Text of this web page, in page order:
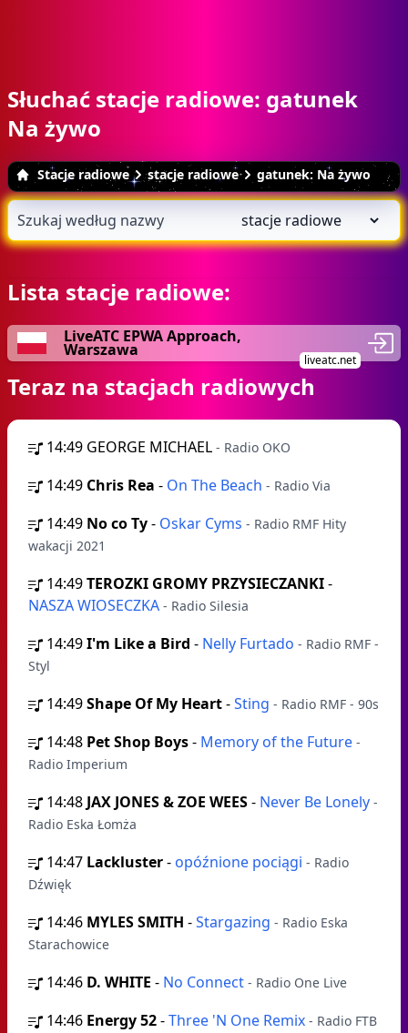
Słuchać stacje radiowe: gatunek
Na żywo
Stacje radiowe stacje radiowe gatunek: Na żywo
Lista stacje radiowe:
LiveATC EPWA Approach,
Warszawa
liveatc.net
Teraz na stacjach radiowych
14:49 GEORGE MICHAEL - Radio OKO
14:49 Chris Rea - On The Beach - Radio Via
14:49 No co Ty- Oskar Cyms - Radio RMF Hity
wakacji 2021
14:49TEROZKI GROMY PRZYSIECZANKI-
NASZA WIOSECZKA - Radio Silesia
14:49I'm Like a Bird - Nelly Furtado - Radio RMF -
Styl
14:49Shape Of My Heart-Sting - Radio RMF - 90s
14:48 Pet Shop Boys- Memory of the Future -
Radio Imperium
14:48 JAX JONES & ZOE WEES- Never Be Lonely -
Radio Eska Łomża
14:47 Lackluster- opóźnione pociągi - Radio
Dźwięk
14:46 MYLES SMITH -Stargazing - Radio Eska
Starachowice
14:46 D. WHITE - No Connect - Radio One Live
14:46 Energy 52-Three 'N One Remix - Radio FTB